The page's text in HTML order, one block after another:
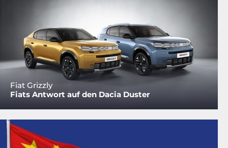
Fiat Grizzly
Fiats Antwort auf den Dacia Duster